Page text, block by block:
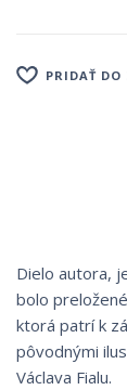
PRIDAŤ
Dielo autora,
bolo
ktorá patrí k
pôvodnými
Václava Fialu.